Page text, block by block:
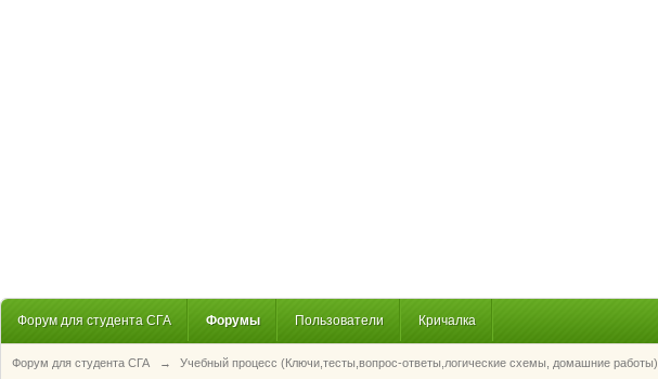
Форум для студента СГА Форумы Пользователи Кричалка
Форум для студента СГА → Учебный процесс (Ключи,тесты,вопрос-ответы,логические схемы, домашние работы)